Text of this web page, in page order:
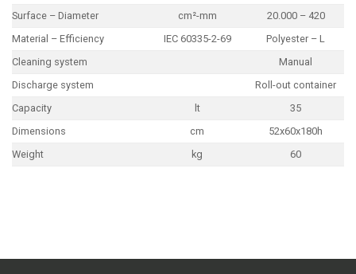
Surface – Diameter
cm²-mm
20.000 – 420
Material – Efficiency
IEC 60335-2-69
Polyester – L
Cleaning system
Manual
Discharge system
Roll-out container
Capacity
lt
35
Dimensions
cm
52x60x180h
Weight
kg 60